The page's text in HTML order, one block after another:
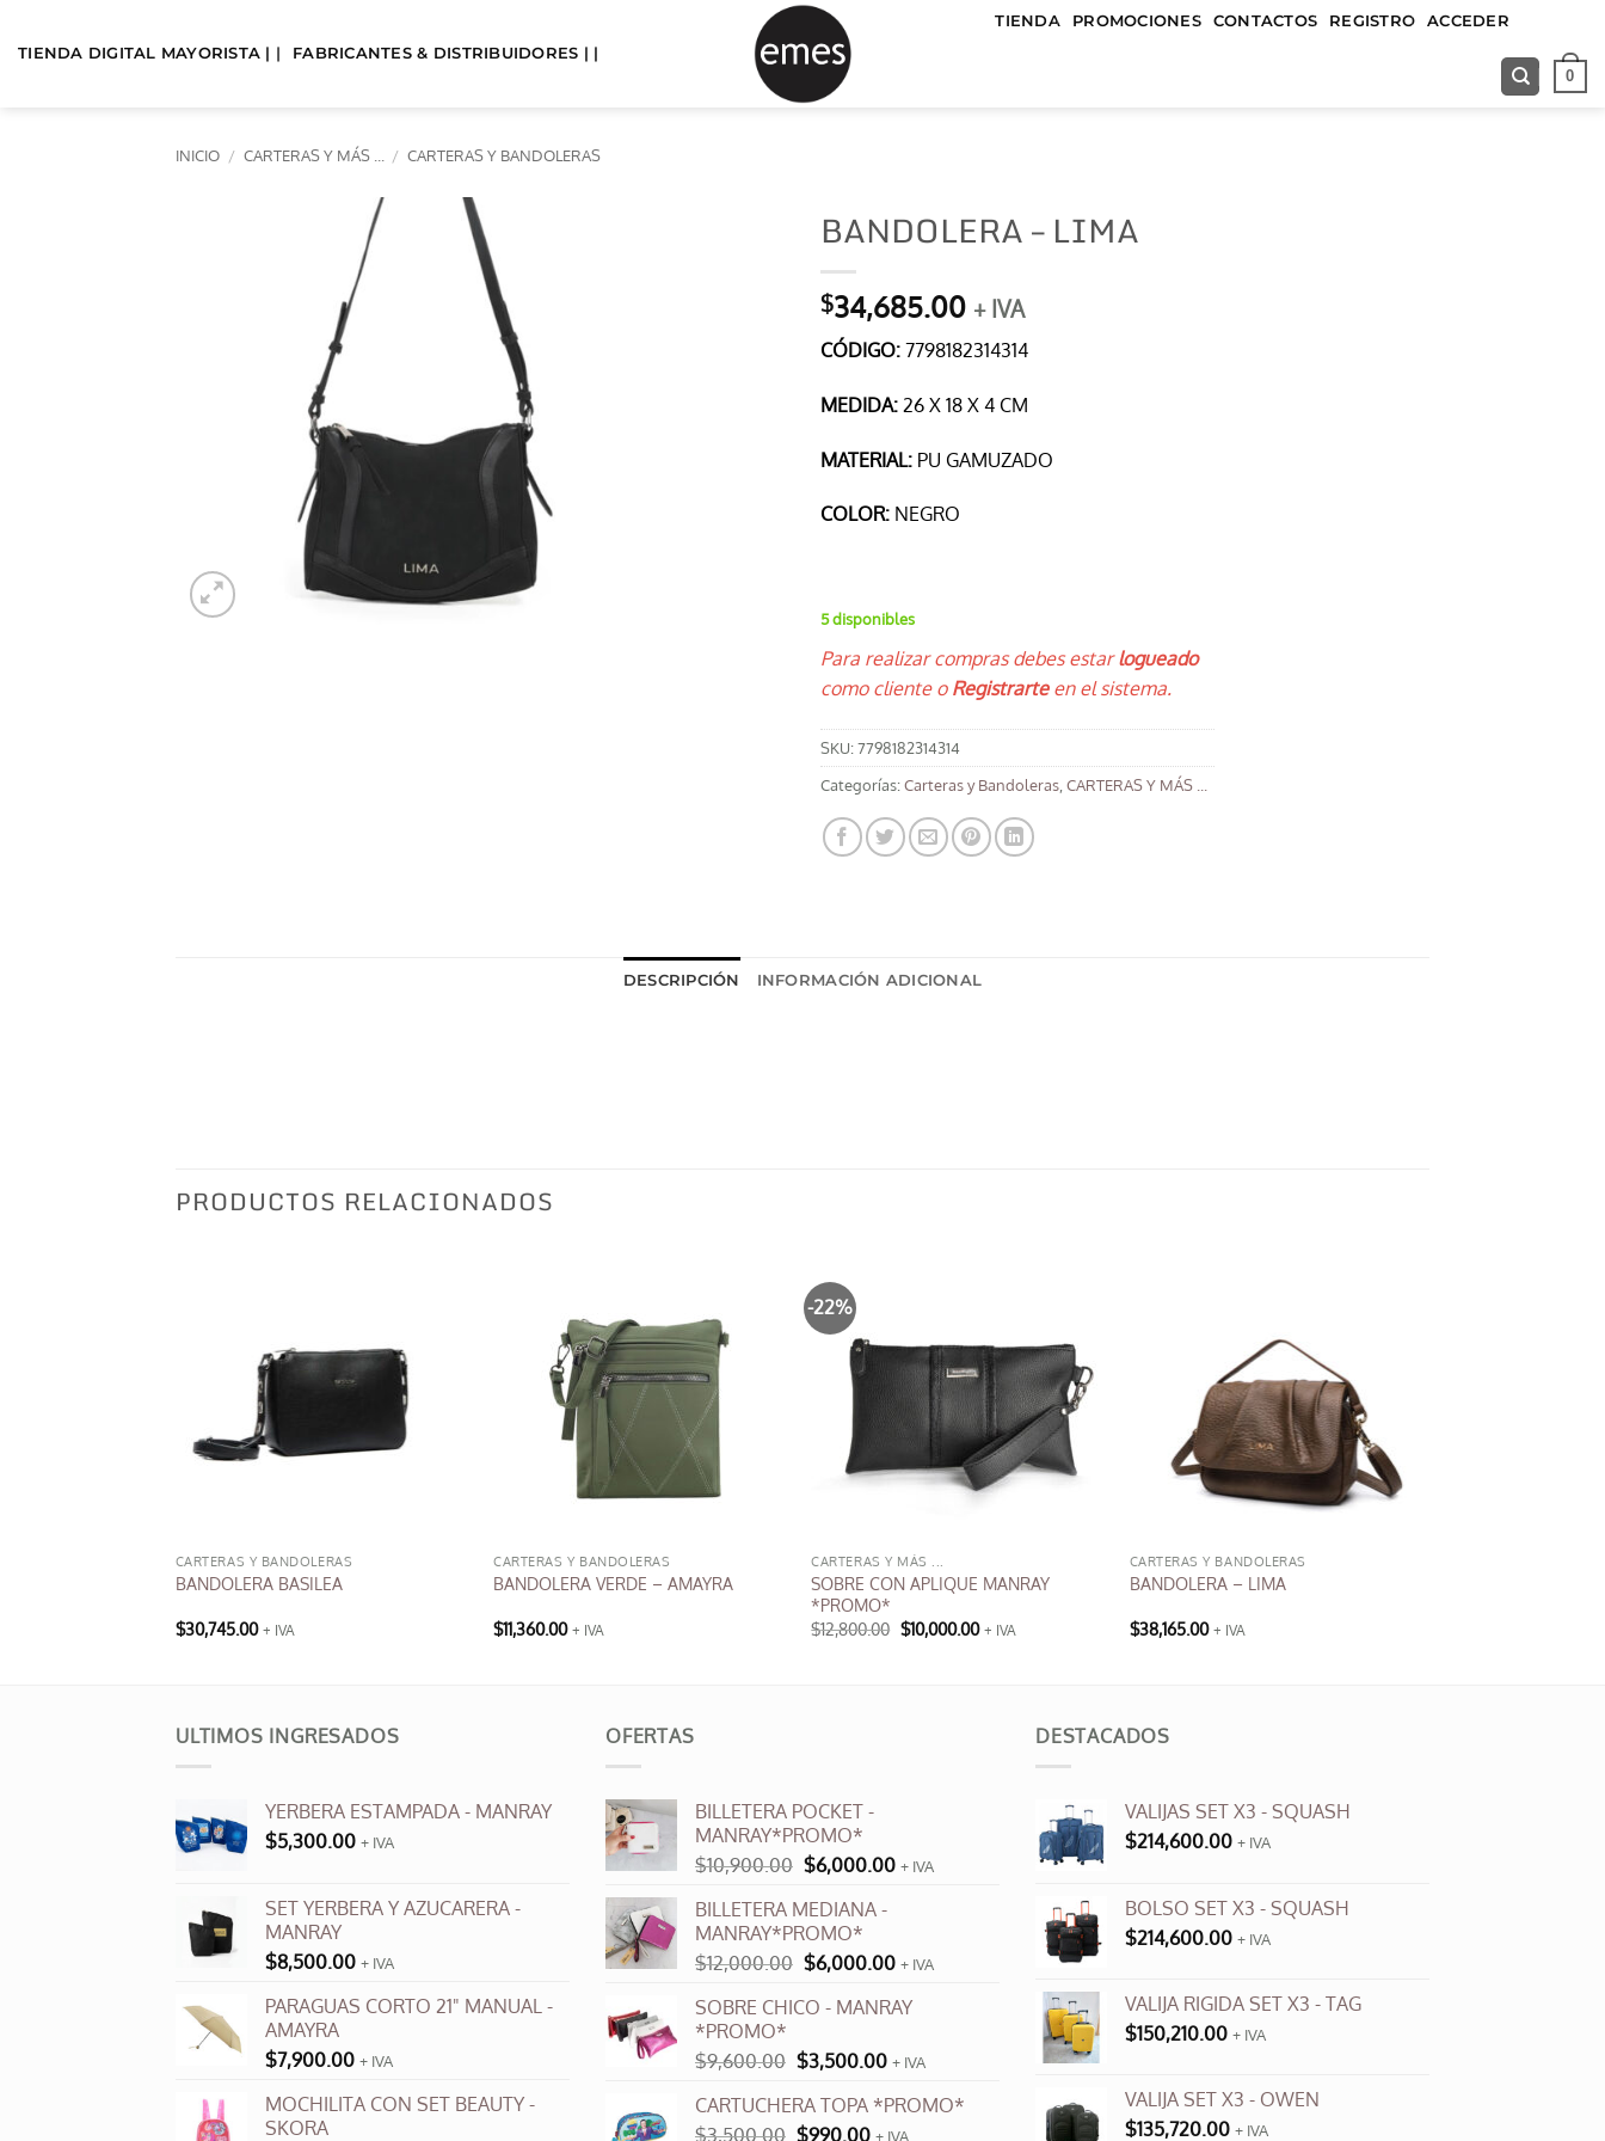
TIENDA DIGITAL MAYORISTA | | FABRICANTES & DISTRIBUIDORES | |
TIENDA PROMOCIONES CONTACTOS REGISTRO ACCEDER
0
INICIO / CARTERAS Y MÁS ... / CARTERAS Y BANDOLERAS
BANDOLERA – LIMA
$34,685.00 + IVA
CÓDIGO: 7798182314314
MEDIDA: 26 X 18 X 4 CM
MATERIAL: PU GAMUZADO
COLOR: NEGRO
5 disponibles
Para realizar compras debes estarlogueado
como cliente oRegistrarteen el sistema.
SKU:7798182314314
Categorías:Carteras y Bandoleras CARTERAS Y MÁS ...
DESCRIPCIÓN INFORMACIÓN ADICIONAL
PRODUCTOS RELACIONADOS
CARTERAS Y BANDOLERAS
BANDOLERA BASILEA
$30,745.00 + IVA
CARTERAS Y BANDOLERAS
BANDOLERA VERDE – AMAYRA
$11,360.00 + IVA
-22%
CARTERAS Y MÁS ...
SOBRE CON APLIQUE MANRAY
*PROMO*
$12,800.00 El
precio
$10,000.00El+ IVA
opciones
se
pueden
en
la
página
de
CARTERAS Y BANDOLERAS
BANDOLERA – LIMA
$38,165.00 + IVA
ULTIMOS INGRESADOS
YERBERA ESTAMPADA - MANRAY
$5,300.00 + IVA
SET YERBERA Y AZUCARERA -
MANRAY
$8,500.00 + IVA
PARAGUAS CORTO 21" MANUAL -
AMAYRA
$7,900.00 + IVA
MOCHILITA CON SET BEAUTY -
SKORA
OFERTAS
BILLETERA POCKET -
MANRAY*PROMO*
$10,900.00 El
original
era:
$10,900.00.
$6,000.00El
$6,000.00.
+ IVA
BILLETERA MEDIANA -
MANRAY*PROMO*
$12,000.00 El
original
$12,000.00.
$6,000.00El
actual
$6,000.00.
+ IVA
SOBRE CHICO - MANRAY
*PROMO*
$9,600.00 El
original
era:
$3,500.00El
actual
es:
+ IVA
CARTUCHERA TOPA *PROMO*
$3,500.00 El
$990.00El+ IVA
DESTACADOS
VALIJAS SET X3 - SQUASH
$214,600.00 + IVA
BOLSO SET X3 - SQUASH
$214,600.00 + IVA
VALIJA RIGIDA SET X3 - TAG
$150,210.00 + IVA
VALIJA SET X3 - OWEN
$135,720.00 + IVA